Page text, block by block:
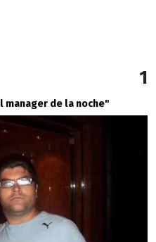
1
manager de la noche"